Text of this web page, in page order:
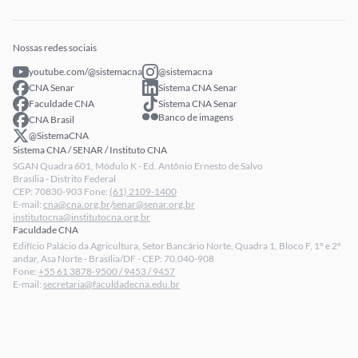
Política de Privacidade
LGPD - Lei Geral de Proteção de Dados
Relatórios de Transparência Salarial da CNA
Nossas redes sociais
youtube.com/@sistemacna
CNA Senar
Faculdade CNA
CNA Brasil
@SistemaCNA
@sistemacna
Sistema CNA Senar
Sistema CNA Senar
Banco de imagens
Sistema CNA / SENAR / Instituto CNA
SGAN Quadra 601, Módulo K - Ed. Antônio Ernesto de Salvo
Brasília - Distrito Federal
CEP: 70830-903 Fone: (61) 2109-1400
E-mail: cna@cna.org.br/senar@senar.org.br
institutocna@institutocna.org.br
Faculdade CNA
Edifício Palácio da Agricultura, Setor Bancário Norte, Quadra 1, Bloco F, 1º e 2º
andar, Asa Norte - Brasília/DF - CEP: 70.040-908
Fone: +55 61 3878-9500 / 9453 / 9457
E-mail: secretaria@faculdadecna.edu.br